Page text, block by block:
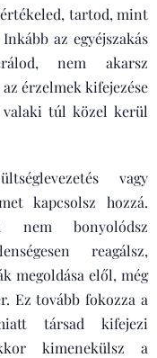
tartod, mint
az egyéjszakás
nem akarsz
érzelmek kifejezése
valaki túl közel kerül
vagy
kapcsolsz hozzá.
nem bonyolódsz
reagálsz,
megoldása elől, még
Ez tovább fokozza a
társad kifejezi
kimenekülsz a